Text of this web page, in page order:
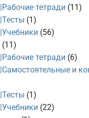
тетради (11)
(1)
(56)
(11)
тетради (6)
и
(1)
(22)